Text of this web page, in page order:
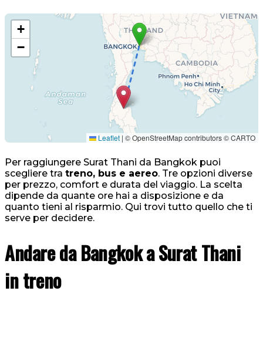
+
−
Leaflet | © OpenStreetMap contributors © CARTO
Per raggiungere Surat Thani da Bangkok puoi
scegliere tra treno, bus e aereo. Tre opzioni diverse
per prezzo, comfort e durata del viaggio. La scelta
dipende da quante ore hai a disposizione e da
quanto tieni al risparmio. Qui trovi tutto quello che ti
serve per decidere.
Andare da Bangkok a Surat Thani
in treno